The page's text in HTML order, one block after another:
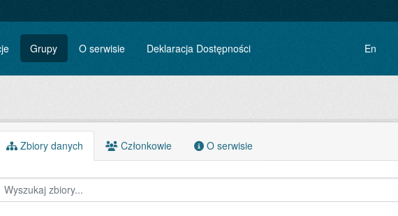
Grupy O serwisie Deklaracja Dostępności En
Zbiory danych Członkowie O serwisie